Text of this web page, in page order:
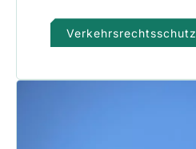
Verkehrsrechtsschutz